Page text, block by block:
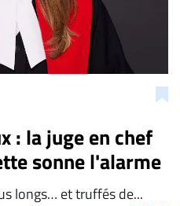
: la juge en chef
sonne l'alarme
longs… et truffés de...